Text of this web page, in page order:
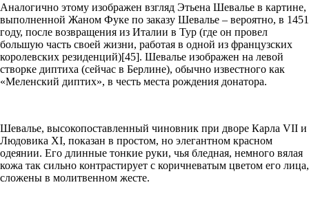
Аналогично этому изображен взгляд Этьена Шевалье в картине,
выполненной Жаном Фуке по заказу Шевалье – вероятно, в 1451
году, после возвращения из Италии в Тур (где он провел
большую часть своей жизни, работая в одной из французских
королевских резиденций)[45]. Шевалье изображен на левой
створке диптиха (сейчас в Берлине), обычно известного как
«Меленский диптих», в честь места рождения донатора.
Шевалье, высокопоставленный чиновник при дворе Карла VII и
Людовика XI, показан в простом, но элегантном красном
одеянии. Его длинные тонкие руки, чья бледная, немного вялая
кожа так сильно контрастирует с коричневатым цветом его лица,
сложены в молитвенном жесте.